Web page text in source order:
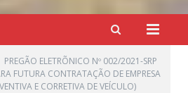
PREGÃO ELETRÕNICO Nº 002/2021-SRP
FUTURA CONTRATAÇÃO DE EMPRESA
E CORRETIVA DE VEÍCULO)